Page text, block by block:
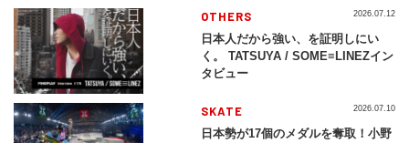
OTHERS
日本人だから強い、を証明しにい
く。 TATSUYA / SOME≡LINEZイン
タビュー
2026.07.12
SKATE
日本勢が17個のメダルを奪取！小野
2026.07.10